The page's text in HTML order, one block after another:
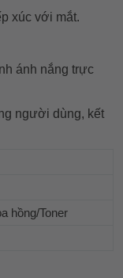
xúc với mắt.
ánh nắng trực
người dùng, kết
hồng/Toner